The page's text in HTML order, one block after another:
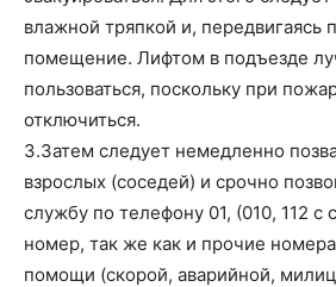
влажной тряпкой и, передвигаясь
помещение. Лифтом в подъезде
пользоваться, поскольку при
отключиться.
3.Затем следует немедленно
взрослых (соседей) и срочно
службу по телефону 01, (010, 112 с
номер, так же как и прочие
помощи (скорой, аварийной,